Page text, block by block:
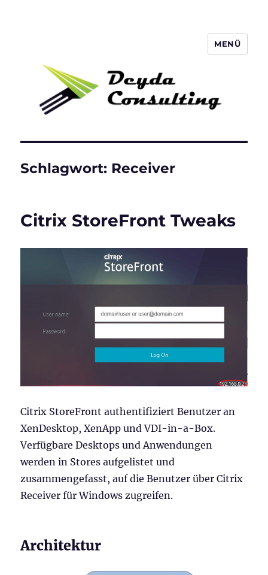
MENÜ
Schlagwort: Receiver
Citrix StoreFront Tweaks
Citrix StoreFront authentifiziert Benutzer an
XenDesktop, XenApp und VDI-in-a-Box.
Verfügbare Desktops und Anwendungen
werden in Stores aufgelistet und
zusammengefasst, auf die Benutzer über Citrix
Receiver für Windows zugreifen.
Architektur